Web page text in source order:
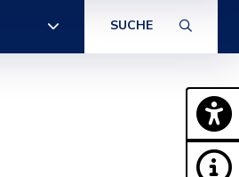
SUCHE